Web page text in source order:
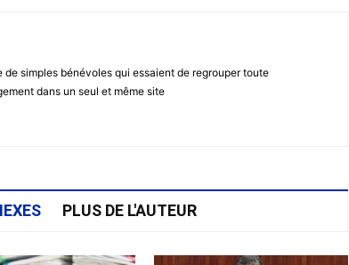
simples bénévoles qui essaient de regrouper toute
dans un seul et même site
PLUS DE L'AUTEUR